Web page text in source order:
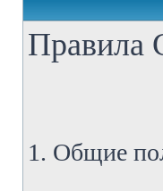
Правила
1. Общие